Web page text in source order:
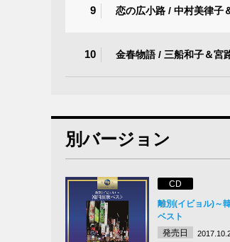
9 恋の広小路 / 中村美律子
10 金春物語 / 三船和子＆宮
別バージョン
CD
離別(イビョル)～
ベスト
発売日